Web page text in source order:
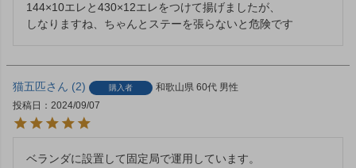
144×10エレと430×12エレをつけて揚げましたが、
しなりますね、ちゃんとステーを張らないと危険です
猫五匹 2 購入者 和歌山県 60代 男性
投稿日
2024/09/07
ベランダに設置して固定局で運用しています。